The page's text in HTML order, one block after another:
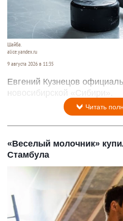
Шайба.
alice.yandex.ru
9 августа 2026 в 11:35
Евгений Кузнецов
новосибирской «Сибири».
Читать
«Веселый молочник»
Стамбула